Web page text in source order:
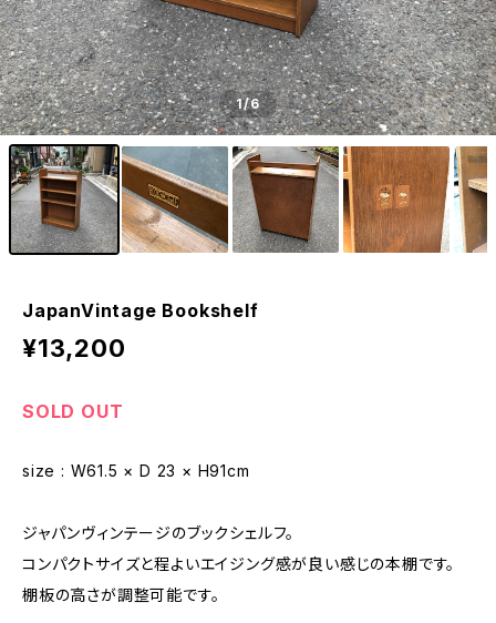
1/6
JapanVintage Bookshelf
¥13,200
SOLD OUT
size : W61.5 × D 23 × H91cm
ジャパンヴィンテージのブックシェルフ。
コンパクトサイズと程よいエイジング感が良い感じの本棚です。
棚板の高さが調整可能です。